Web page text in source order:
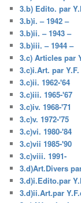
3.b) Edito. par
3.b)i. – 1942 –
3.b)ii. – 1943 –
3.b)iii. – 1944 –
3.c) Articles par
3.c)i.Art. par
3.c)ii. 1962-'64
3.c)iii. 1965-'67
3.c)iv. 1968-'71
3.c)v. 1972-'75
3.c)vi. 1980-'84
3.c)vii 1985-'90
3.c)viii. 1991-
3.d)Art.Divers
3.d)i.Edito.par
3.d)ii.Art.par